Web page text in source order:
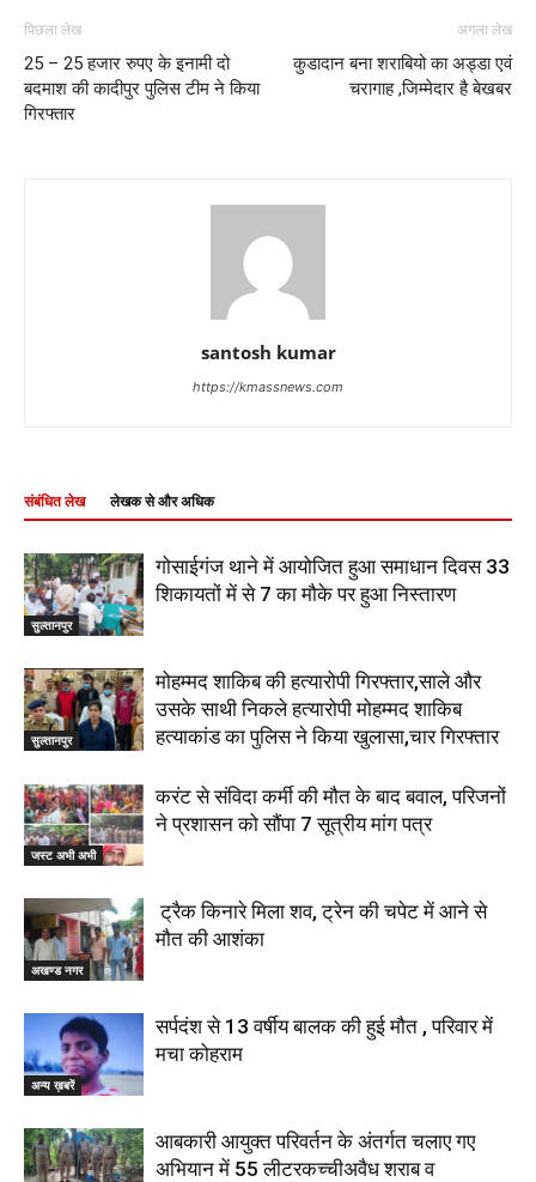
पिछला लेख
25 – 25 हजार रुपए के इनामी दो
बदमाश की कादीपुर पुलिस टीम ने किया
गिरफ्तार
अगला लेख
कुडादान बना शराबियो का अड्डा एवं
चरागाह ,जिम्मेदार है बेखबर
santosh kumar
https://kmassnews.com
संबंधित लेख लेखक से और अधिक
सुल्तानपुर
गोसाईगंज थाने में आयोजित हुआ समाधान दिवस 33
शिकायतों में से 7 का मौके पर हुआ निस्तारण
सुल्तानपुर
मोहम्मद शाकिब की हत्यारोपी गिरफ्तार,साले और
उसके साथी निकले हत्यारोपी मोहम्मद शाकिब
हत्याकांड का पुलिस ने किया खुलासा,चार गिरफ्तार
जस्ट अभी अभी
करंट से संविदा कर्मी की मौत के बाद बवाल, परिजनों
ने प्रशासन को सौंपा 7 सूत्रीय मांग पत्र
अखण्ड नगर
ट्रैक किनारे मिला शव, ट्रेन की चपेट में आने से
मौत की आशंका
अन्य ख़बरें
सर्पदंश से 13 वर्षीय बालक की हुई मौत , परिवार में
मचा कोहराम
आबकारी आयुक्त परिवर्तन के अंतर्गत चलाए गए
अभियान में 55 लीटरकच्चीअवैध शराब व